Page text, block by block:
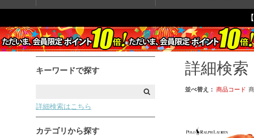
キーワードで探す
詳細検索はこちら
カテゴリから探す
詳細検索
並べ替え： 商品コード